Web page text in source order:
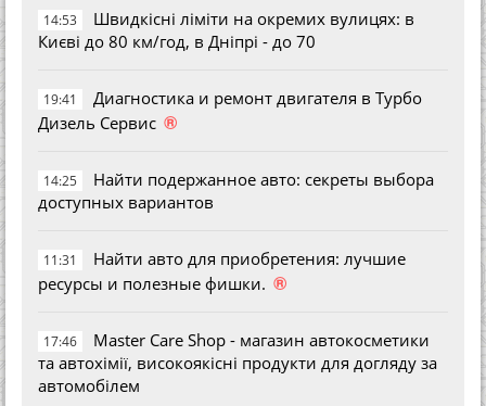
14:53
Швидкісні ліміти на окремих вулицях: в
Києві до 80 км/год, в Дніпрі - до 70
19:41
Диагностика и ремонт двигателя в Турбо
Дизель Сервис ®
14:25
Найти подержанное авто: секреты выбора
доступных вариантов
11:31
Найти авто для приобретения: лучшие
ресурсы и полезные фишки. ®
17:46
Master Care Shop - магазин автокосметики
та автохімії, високоякісні продукти для догляду за
автомобілем